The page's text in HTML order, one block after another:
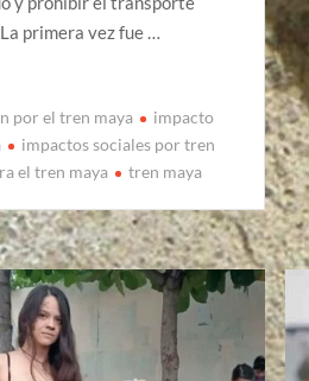
primera vez fue …
por el tren maya
impacto
impactos sociales por tren
el tren maya tren maya